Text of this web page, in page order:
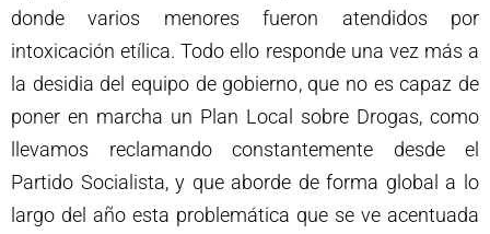
donde varios menores fueron atendidos por
intoxicación etílica. Todo ello responde una vez más a
la desidia del equipo de gobierno, que no es capaz de
poner en marcha un Plan Local sobre Drogas, como
llevamos reclamando constantemente desde el
Partido Socialista, y que aborde de forma global a lo
largo del año esta problemática que se ve acentuada